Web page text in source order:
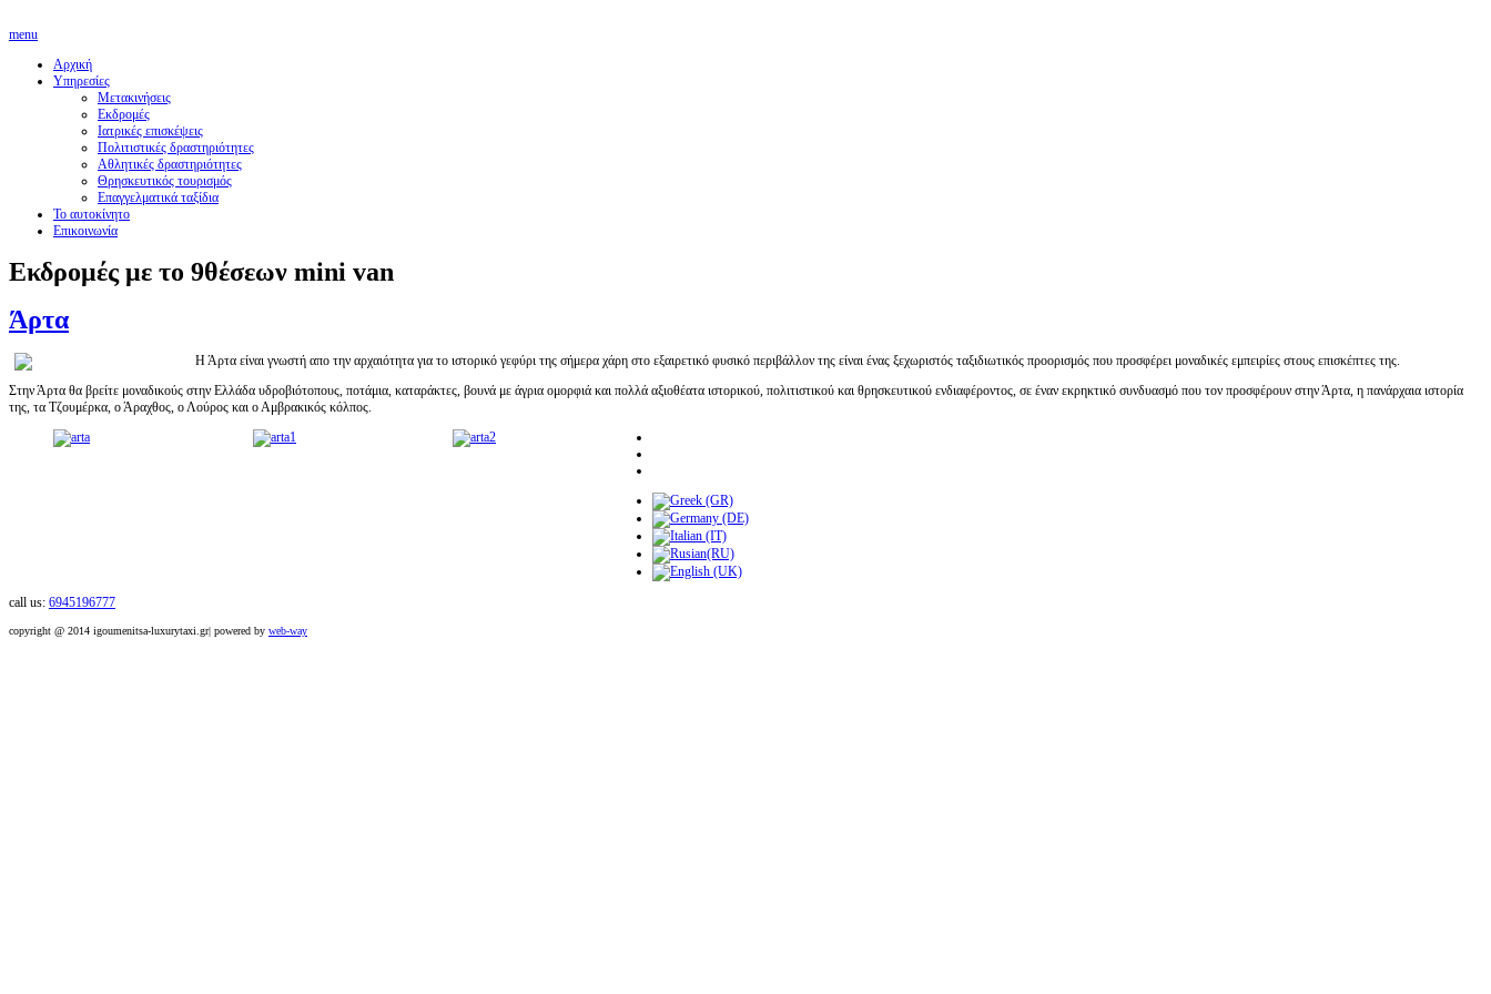
menu
Αρχική
Υπηρεσίες
Μετακινήσεις
Εκδρομές
Ιατρικές επισκέψεις
Πολιτιστικές δραστηριότητες
Αθλητικές δραστηριότητες
Θρησκευτικός τουρισμός
Επαγγελματικά ταξίδια
Το αυτοκίνητο
Επικοινωνία
Εκδρομές με το 9θέσεων mini van
Άρτα
Η Άρτα είναι γνωστή απο την αρχαιότητα για το ιστορικό γεφύρι της σήμερα χάρη στο εξαιρετικό φυσικό περιβάλλον της είναι ένας ξεχωριστός ταξιδιωτικός προορισμός που προσφέρει μοναδικές εμπειρίες στους επισκέπτες της.
Στην Άρτα θα βρείτε μοναδικούς στην Ελλάδα υδροβιότοπους, ποτάμια, καταράκτες, βουνά με άγρια ομορφιά και πολλά αξιοθέατα ιστορικού, πολιτιστικού και θρησκευτικού ενδιαφέροντος, σε έναν εκρηκτικό συνδυασμό που τον προσφέρουν στην Άρτα, η πανάρχαια ιστορία
της, τα Τζουμέρκα, ο Άραχθος, ο Λούρος και ο Αμβρακικός κόλπος.
call us: 6945196777
copyright @ 2014 igoumenitsa-luxurytaxi.gr| powered by web-way